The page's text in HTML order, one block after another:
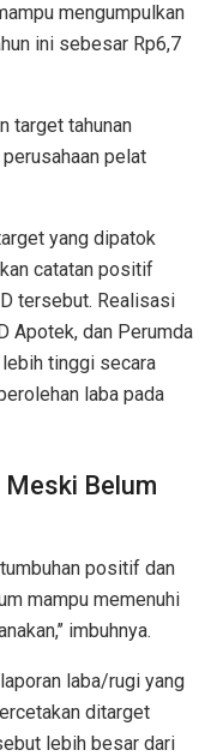
mengumpulkan
ini sebesar Rp6,7
target tahunan
pelat
yang dipatok
catatan positif
tersebut. Realisasi
Apotek, dan Perumda
tinggi secara
laba pada
Belum
positif dan
mampu memenuhi
imbuhnya.
laba/rugi yang
ditarget
lebih besar dari